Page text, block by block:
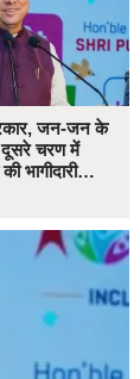
जन-जन के
दूसरे चरण में
भागीदारी…